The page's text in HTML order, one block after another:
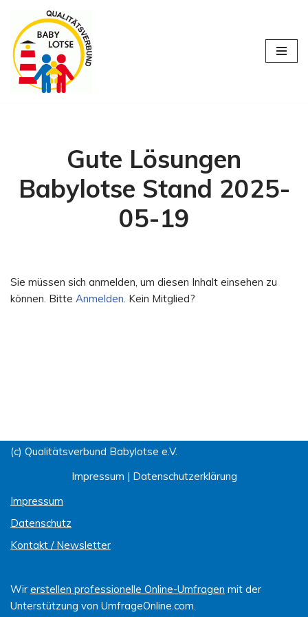
Zum
Inhalt
springen
Gute Lösungen
Babylotse Stand 2025-
05-19
Sie müssen sich anmelden, um diesen Inhalt einsehen zu
können. Bitte Anmelden. Kein Mitglied?
(c) Qualitätsverbund Babylotse e.V.
Impressum | Datenschutzerklärung
Impressum
Datenschutz
Kontakt / Newsletter
Wir erstellen professionelle Online-Umfragen mit der
Unterstützung von UmfrageOnline.com.